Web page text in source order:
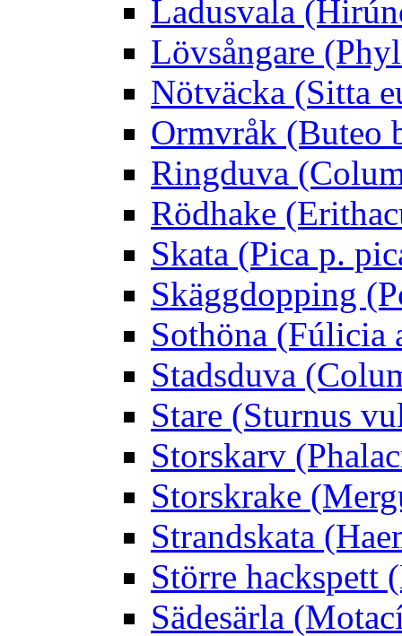
Ladusvala
Lövsångare
Nötväcka (Sitta
Ormvråk (Buteo
Ringduva
Rödhake
Skata (Pica p.
Skäggdopping
Sothöna (Fúlicia
Stadsduva
Stare (Sturnus
Storskarv
Storskrake
Strandskata
Större hackspett
Sädesärla